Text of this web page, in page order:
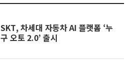
SKT, 차세대 자동차 AI 플랫폼 ‘누
구 오토 2.0’ 출시